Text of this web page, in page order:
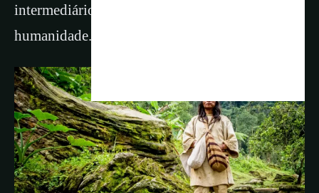
intermediário entre as forças celestiais e a
humanidade.